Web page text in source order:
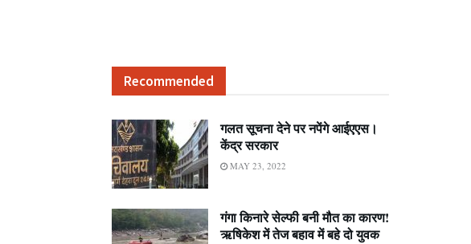
Recommended
गलत सूचना देने पर नपेंगे आईएएस।
केंद्र सरकार
MAY 23, 2022
गंगा किनारे सेल्फी बनी मौत का कारण!
ऋषिकेश में तेज बहाव में बहे दो युवक